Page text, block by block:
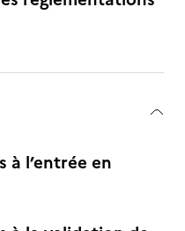
à l’entrée en